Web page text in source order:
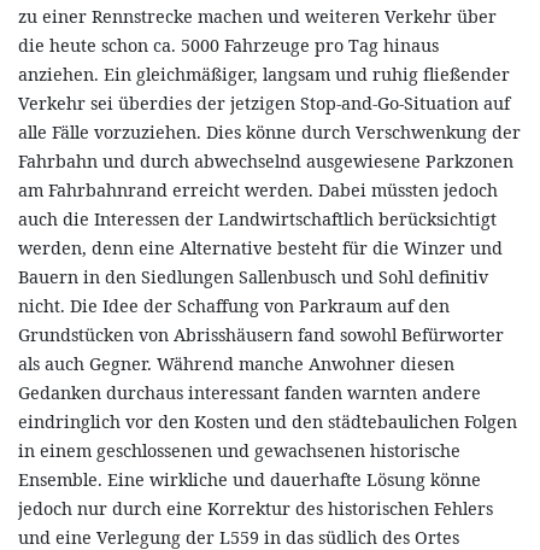
zu einer Rennstrecke machen und weiteren Verkehr über
die heute schon ca. 5000 Fahrzeuge pro Tag hinaus
anziehen. Ein gleichmäßiger, langsam und ruhig fließender
Verkehr sei überdies der jetzigen Stop-and-Go-Situation auf
alle Fälle vorzuziehen. Dies könne durch Verschwenkung der
Fahrbahn und durch abwechselnd ausgewiesene Parkzonen
am Fahrbahnrand erreicht werden. Dabei müssten jedoch
auch die Interessen der Landwirtschaftlich berücksichtigt
werden, denn eine Alternative besteht für die Winzer und
Bauern in den Siedlungen Sallenbusch und Sohl definitiv
nicht. Die Idee der Schaffung von Parkraum auf den
Grundstücken von Abrisshäusern fand sowohl Befürworter
als auch Gegner. Während manche Anwohner diesen
Gedanken durchaus interessant fanden warnten andere
eindringlich vor den Kosten und den städtebaulichen Folgen
in einem geschlossenen und gewachsenen historische
Ensemble. Eine wirkliche und dauerhafte Lösung könne
jedoch nur durch eine Korrektur des historischen Fehlers
und eine Verlegung der L559 in das südlich des Ortes